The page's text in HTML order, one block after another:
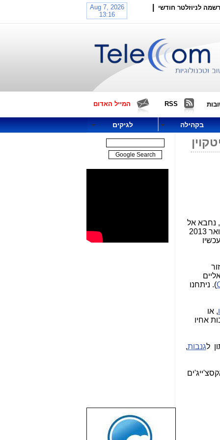
לניוזלטר חודשי
RSS המייל האדום
בקהילה לגיקים
, נחבא אל
, שהוא היה מוצלח ממנו בנסיקה מטאורית של פי 328 בשנת 2013 מערך של 7 סנטים בינואר 2013
2013 שווה עכשיו
). ניתחנו
, או
אחיו
לגנבות,
שבוע טוב לכל
הגולשים באשר